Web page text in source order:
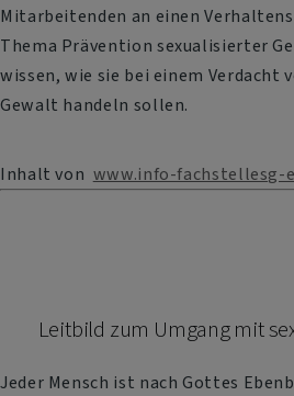
Mitarbeitenden an einen
Thema Prävention sexualisierter
wissen, wie sie bei einem Verdacht
Gewalt handeln sollen.
Inhalt von www.info-fachstellesg-
Leitbild zum Umgang mit
Jeder Mensch ist nach Gottes